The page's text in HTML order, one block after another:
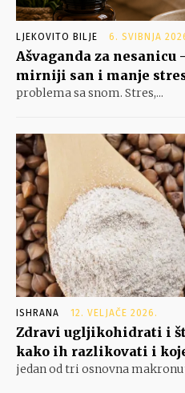
LJEKOVITO BILJE 6. SVIBNJA
Ašvaganda za nesanicu
mirniji san i manje
problema sa snom. Stres,...
ISHRANA 12. VELJAČE 2026.
Zdravi ugljikohidrati i
kako ih razlikovati i
jedan od tri osnovna